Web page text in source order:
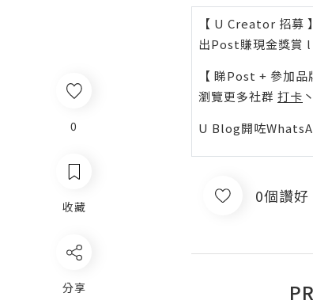
0
收藏
分享
【 U Creator 招募 】
出Post賺現金獎賞 l
【 睇Post + 參加品
瀏覽更多社群 打卡 丶
U Blog開咗
0個讚好